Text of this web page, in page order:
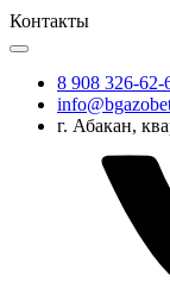
Контакты
8 908 326-62-
г. Абакан,